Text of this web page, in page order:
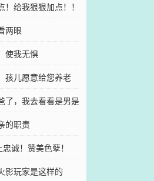
给我狠狠加点！！
两眼
使我无惧
孩儿愿意给您养老
了，我去看看是男是
的职责
诚！赞美色孽！
影玩家是这样的